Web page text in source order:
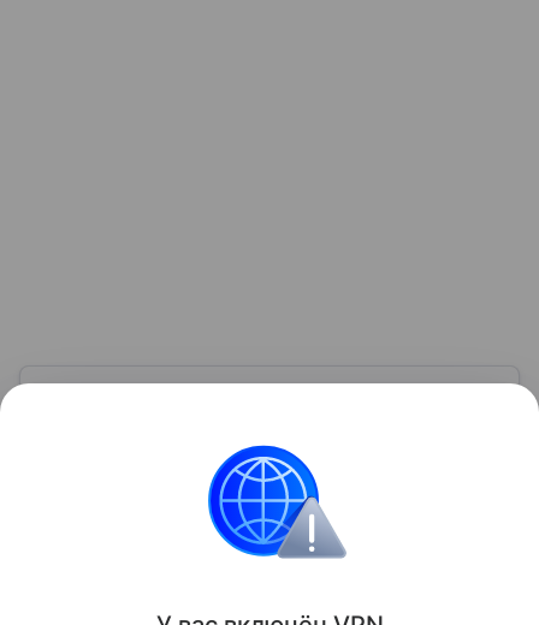
С помощью эксперта расскажем, как научиться
извлекать пользу из конкуренции.
Поделиться